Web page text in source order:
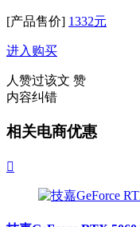
[产品售价] 1332元
进入购买
人赞过该文 赞
内容纠错
相关电商优惠
